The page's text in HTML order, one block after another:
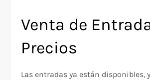
Venta de
Precios
Las entradas ya están disponibles,